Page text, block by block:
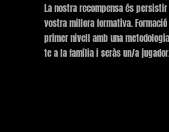
La nostra recompensa és
vostra millora formativa.
primer nivell amb una
te a la família i seràs un/a